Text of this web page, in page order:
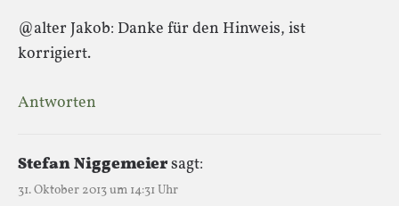
@alter Jakob: Danke für den Hinweis, ist
korrigiert.
Antworten
Stefan Niggemeiersagt:
31. Oktober 2013 um 14:31 Uhr